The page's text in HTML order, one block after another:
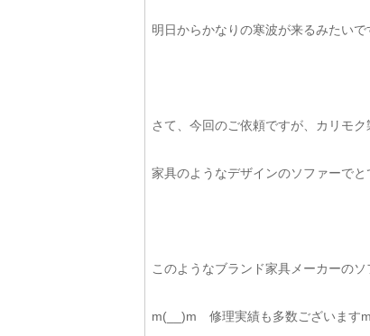
明日からかなりの寒波が来るみたい
さて、今回のご依頼ですが、カリモ
家具のようなデザインのソファーで
このようなブランド家具メーカーの
m(__)m 修理実績も多数ございます